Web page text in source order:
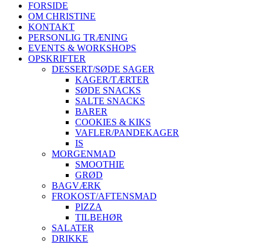
FORSIDE
OM CHRISTINE
KONTAKT
PERSONLIG TRÆNING
EVENTS & WORKSHOPS
OPSKRIFTER
DESSERT/SØDE SAGER
KAGER/TÆRTER
SØDE SNACKS
SALTE SNACKS
BARER
COOKIES & KIKS
VAFLER/PANDEKAGER
IS
MORGENMAD
SMOOTHIE
GRØD
BAGVÆRK
FROKOST/AFTENSMAD
PIZZA
TILBEHØR
SALATER
DRIKKE